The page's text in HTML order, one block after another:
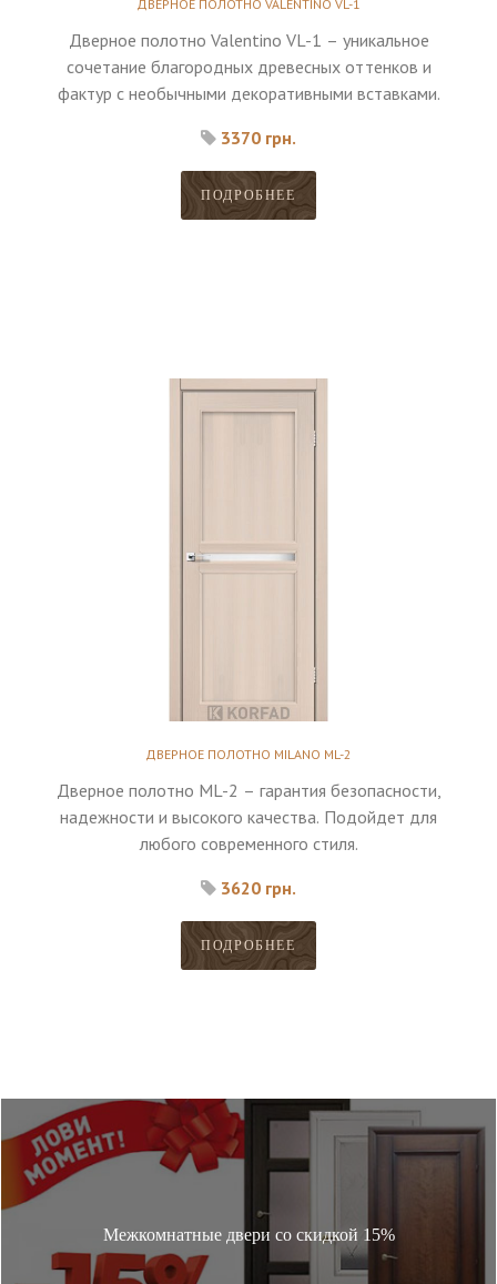
ДВЕРНОЕ ПОЛОТНО VALENTINO VL-1
Дверное полотно Valentino VL-1 – уникальное
сочетание благородных древесных оттенков и
фактур с необычными декоративными вставками.
3370 грн.
ПОДРОБНЕЕ
ДВЕРНОЕ ПОЛОТНО MILANO ML-2
Дверное полотно ML-2 – гарантия безопасности,
надежности и высокого качества. Подойдет для
любого современного стиля.
3620 грн.
ПОДРОБНЕЕ
Межкомнатные двери со скидкой 15%